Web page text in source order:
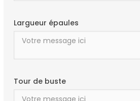
Largueur épaules
Tour de buste